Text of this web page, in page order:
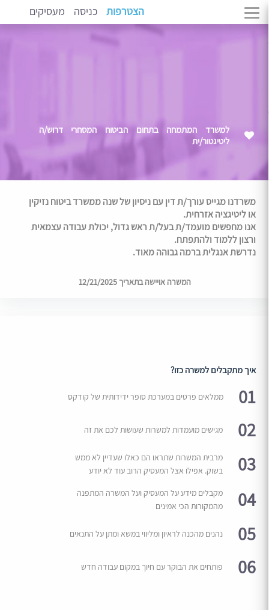
הצטרפות כניסה מעסיקים
למשרד המתמחה בתחום הביטוח המסחרי דרוש/ה
ליטיגטור/ית
משרדנו מגייס עורך/ת דין עם ניסיון של שנה ממשרד ביטוח נזיקין
או ליטיגציה אזרחית.
אנו מחפשים מועמד/ת בעל/ת ראש גדול, יכולת עבודה עצמאית
ורצון ללמוד ולהתפתח.
נדרשת אנגלית ברמה גבוהה מאוד.
המשרה אויישה בתאריך 12/21/2025
איך מתקבלים למשרה כזו?
01 ממלאים פרטים במערכת סופר ידידותית של קודקס
02 מגישים מועמדות למשרות שעושות לכם את זה
03
מרבית המשרות שתראו הם כאלו שעדיין לא ממש
בשוק. אפילו אצל המעסיק הרוב עוד לא יודע
04
מקבלים מידע על המעסיק ועל המשרה המתפנה
מהמקורות הכי אמינים
05 נהנים מהכנה לראיון ומליווי במשא ומתן על התנאים
06 פותחים את הבוקר עם חיוך במקום עבודה חדש